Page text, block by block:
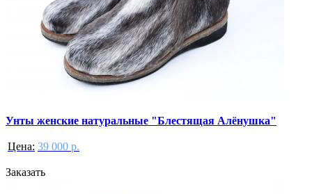
Унты женские натуральные "Блестящая Алёнушка"
Цена: 39 000 р.
Заказать